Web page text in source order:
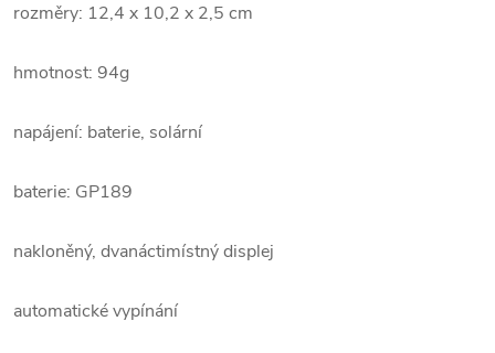
rozměry: 12,4 x 10,2 x 2,5 cm
hmotnost: 94g
napájení: baterie, solární
baterie: GP189
nakloněný, dvanáctimístný displej
automatické vypínání